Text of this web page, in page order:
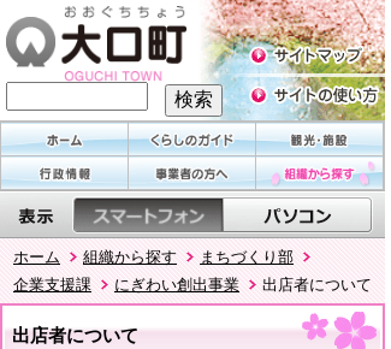
ホーム 組織から探す
まちづくり部
企業支援課
にぎわい創出事業 出店者について
出店者について